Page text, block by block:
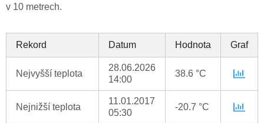
v 10 metrech.
Rekord Datum Hodnota Graf
Nejvyšší teplota
28.06.2026
14:00
38.6 °C
Nejnižší teplota
11.01.2017
05:30
-20.7 °C